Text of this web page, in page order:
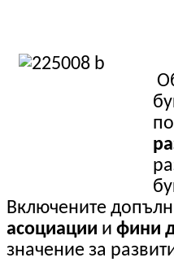
Включените
асоциации и фини
значение за